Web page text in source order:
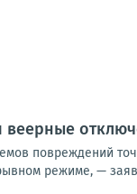
повреждений
режиме, —